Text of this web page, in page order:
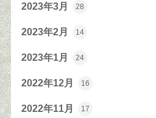
2023年3月 28
2023年2月 14
2023年1月 24
2022年12月 16
2022年11月 17